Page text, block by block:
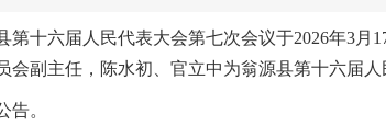
十六届人民代表大会第七次会议于2026年3月
会副主任，陈水初、官立中为翁源县第十六届人
。